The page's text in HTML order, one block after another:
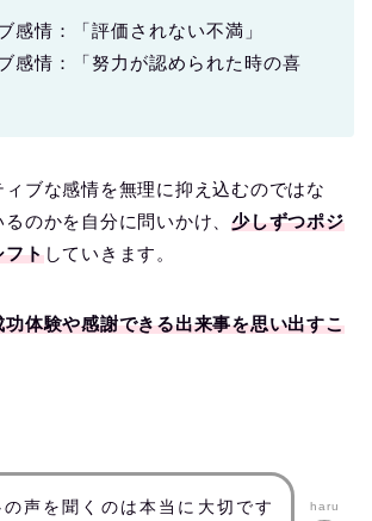
感情：「評価されない不満」
感情：「努力が認められた時の喜
ィブな感情を無理に抑え込むのではな
るのかを自分に問いかけ、少しずつポジ
フトしていきます。
功体験や感謝できる出来事を思い出すこ
の声を聞くのは本当に大切です haru